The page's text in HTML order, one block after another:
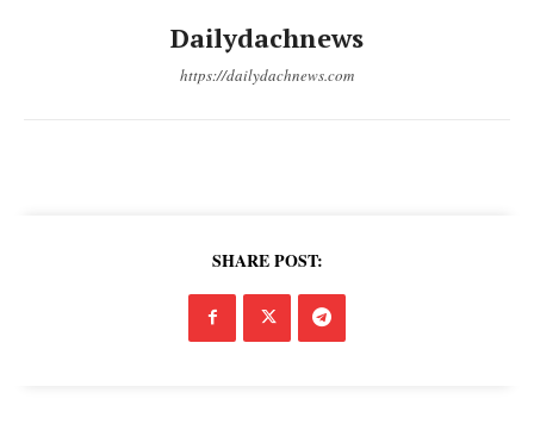
Dailydachnews
https://dailydachnews.com
SHARE POST: